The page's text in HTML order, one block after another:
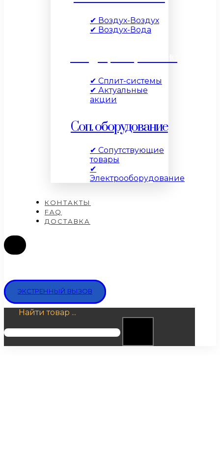
✔ Воздух-Воздух
✔ Воздух-Вода
✔ Сплит-системы
✔ Актуальные
акции
Соп. оборудование
✔ Сопутствующие
товары
✔
Электрооборудование
КОНТАКТЫ
FAQ
ДОСТАВКА
ЭКСТРЕННЫЙ ВЫЗОВ
Найти товар ...